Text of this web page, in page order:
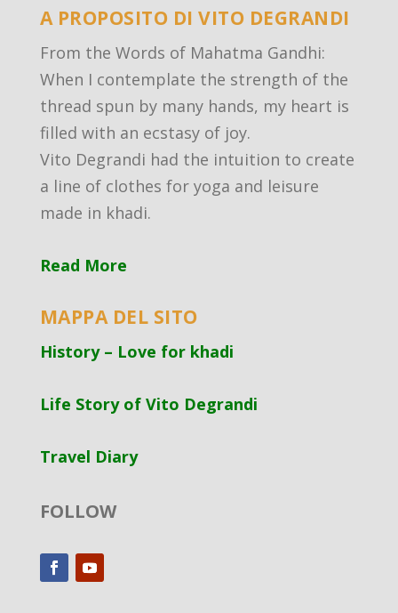
A PROPOSITO DI VITO DEGRANDI
From the Words of Mahatma Gandhi:
When I contemplate the strength of the
thread spun by many hands, my heart is
filled with an ecstasy of joy.
Vito Degrandi had the intuition to create
a line of clothes for yoga and leisure
made in khadi.
Read More
MAPPA DEL SITO
History – Love for khadi
Life Story of Vito Degrandi
Travel Diary
FOLLOW